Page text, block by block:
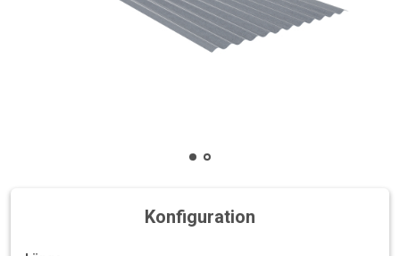
Konfiguration